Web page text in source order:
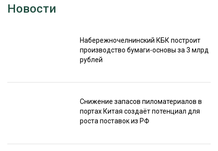
Новости
Набережночелнинский КБК построит
производство бумаги-основы за 3 млрд
рублей
Снижение запасов пиломатериалов в
портах Китая создаёт потенциал для
роста поставок из РФ